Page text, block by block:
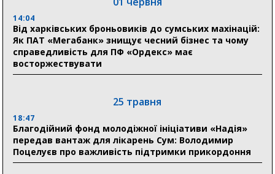
Пенсійний фонд Сумщини спрямував 0,2 млрд грн
на пенсії, страхові виплати та підтримку
прифронтових громад
прифронтової Сумщини: перша група оздоровилася
в Австрії
18:30
Ніколаєнко: у Сумах погодили 115 компенсацій на
відновлення житла майже на 6,6 млн грн
14:04
Від харківських броньовиків до сумських махінацій:
Як ПАТ «Мегабанк» знищує чесний бізнес та чому
справедливість для ПФ «Ордекс» має
восторжествувати
25 травня
18:47
Благодійний фонд молодіжної ініціативи «Надія»
передав вантаж для лікарень Сум: Володимир
Поцелуєв про важливість підтримки прикордоння